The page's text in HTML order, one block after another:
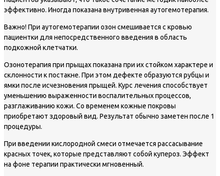
эффективно. Иногда показана внутривенная аутогемотерапия.
Важно!При аутогемотерапии озон смешивается с кровью
пациентки для непосредственного введения в область
подкожной клетчатки.
Озонотерапия при прыщах показана при их стойком характере и
склонности к постакне. При этом дефекте образуются рубцы и
ямки после исчезновения прыщей. Курс лечения способствует
уменьшению выраженности воспалительных процессов,
разглаживанию кожи. Со временем кожные покровы
приобретают здоровый вид. Результат обычно заметен после 1
процедуры.
При введении кислородной смеси отмечается рассасывание
красных точек, которые представляют собой купероз. Эффект
на фоне терапии практически мгновенный.